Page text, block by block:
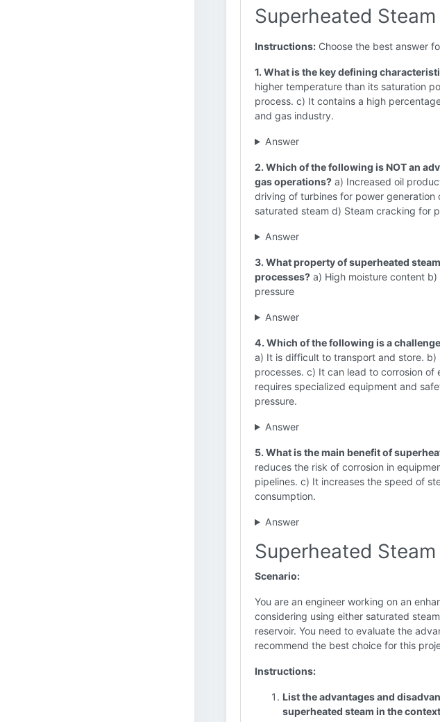
Superheated Steam
Instructions: Choose the best answer
1. What is the key defining
higher temperature than its saturation
process. c) It contains a high
and gas industry.
Answer
2. Which of the following is NOT an
gas operations? a) Increased oil
driving of turbines for power
saturated steam d) Steam cracking for
Answer
3. What property of superheated
processes? a) High moisture content
pressure
Answer
4. Which of the following is a
a) It is difficult to transport and store.
processes. c) It can lead to corrosion
requires specialized equipment and
pressure.
Answer
5. What is the main benefit of
reduces the risk of corrosion in
pipelines. c) It increases the speed of
consumption.
Answer
Superheated
Scenario:
You are an engineer working on an
considering using either saturated
reservoir. You need to evaluate the
recommend the best choice for this
Instructions:
List the advantages and
superheated steam in the context